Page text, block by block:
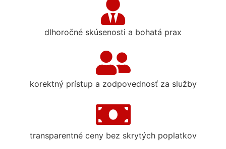
dlhoročné skúsenosti a bohatá prax
korektný prístup a zodpovednosť za služby
transparentné ceny bez skrytých poplatkov